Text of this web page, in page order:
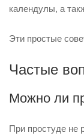
календулы, а
Эти простые
Частые
Можно ли
При простуде не